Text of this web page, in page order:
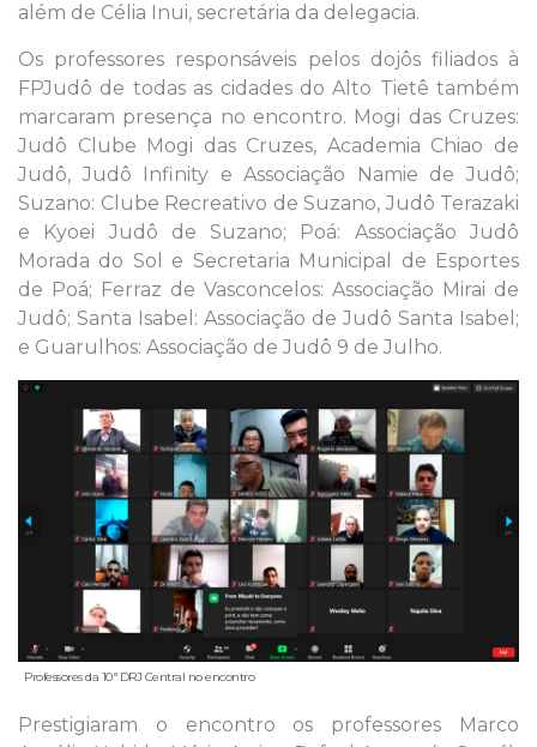
além de Célia Inui, secretária da delegacia.
Os professores responsáveis pelos dojôs filiados à
FPJudô de todas as cidades do Alto Tietê também
marcaram presença no encontro. Mogi das Cruzes:
Judô Clube Mogi das Cruzes, Academia Chiao de
Judô, Judô Infinity e Associação Namie de Judô;
Suzano: Clube Recreativo de Suzano, Judô Terazaki
e Kyoei Judô de Suzano; Poá: Associação Judô
Morada do Sol e Secretaria Municipal de Esportes
de Poá; Ferraz de Vasconcelos: Associação Mirai de
Judô; Santa Isabel: Associação de Judô Santa Isabel;
e Guarulhos: Associação de Judô 9 de Julho.
Professores da 10ª DRJ Central no encontro
Prestigiaram o encontro os professores Marco